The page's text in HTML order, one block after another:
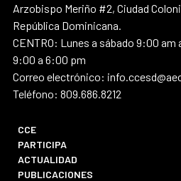
Arzobispo Meriño #2, Ciudad
República Dominicana.
CENTRO: Lunes a sábado 9:00 am
9:00 a 6:00 pm
Correo electrónico:
Teléfono: 809.686.8212
CCE
PARTICIPA
ACTUALIDAD
PUBLICACIONES